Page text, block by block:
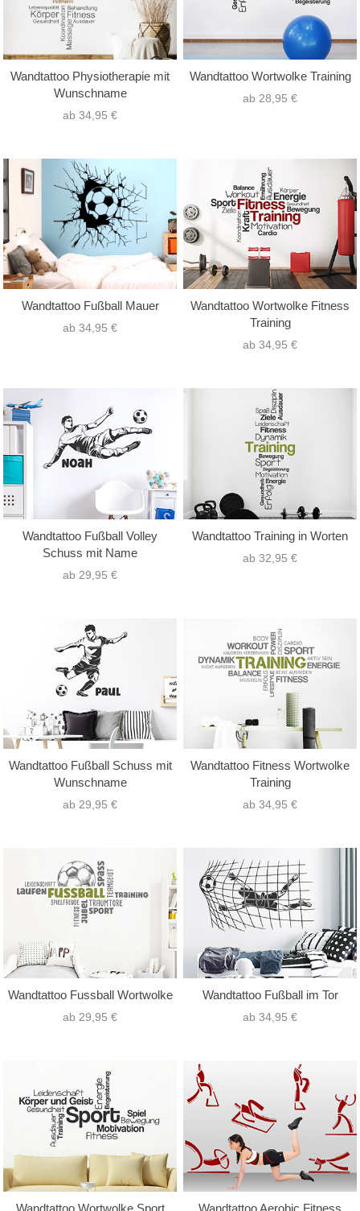
Wandtattoo Physiotherapie mit
Wunschname
ab 34,95 €
Wandtattoo Wortwolke Training
ab 28,95 €
Wandtattoo Fußball Mauer
ab 34,95 €
Wandtattoo Wortwolke Fitness
Training
ab 34,95 €
Wandtattoo Fußball Volley
Schuss mit Name
ab 29,95 €
Wandtattoo Training in Worten
ab 32,95 €
Wandtattoo Fußball Schuss mit
Wunschname
ab 29,95 €
Wandtattoo Fitness Wortwolke
Training
ab 34,95 €
Wandtattoo Fussball Wortwolke
ab 29,95 €
Wandtattoo Fußball im Tor
ab 34,95 €
Wandtattoo Wortwolke Sport
Wandtattoo Aerobic Fitness